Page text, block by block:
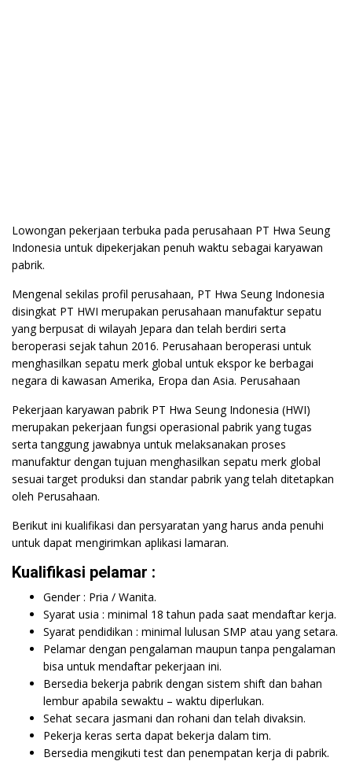
Lowongan pekerjaan terbuka pada perusahaan PT Hwa Seung
Indonesia untuk dipekerjakan penuh waktu sebagai karyawan
pabrik.
Mengenal sekilas profil perusahaan, PT Hwa Seung Indonesia
disingkat PT HWI merupakan perusahaan manufaktur sepatu
yang berpusat di wilayah Jepara dan telah berdiri serta
beroperasi sejak tahun 2016. Perusahaan beroperasi untuk
menghasilkan sepatu merk global untuk ekspor ke berbagai
negara di kawasan Amerika, Eropa dan Asia. Perusahaan
Pekerjaan karyawan pabrik PT Hwa Seung Indonesia (HWI)
merupakan pekerjaan fungsi operasional pabrik yang tugas
serta tanggung jawabnya untuk melaksanakan proses
manufaktur dengan tujuan menghasilkan sepatu merk global
sesuai target produksi dan standar pabrik yang telah ditetapkan
oleh Perusahaan.
Berikut ini kualifikasi dan persyaratan yang harus anda penuhi
untuk dapat mengirimkan aplikasi lamaran.
Kualifikasi pelamar :
Gender : Pria / Wanita.
Syarat usia : minimal 18 tahun pada saat mendaftar kerja.
Syarat pendidikan : minimal lulusan SMP atau yang setara.
Pelamar dengan pengalaman maupun tanpa pengalaman
bisa untuk mendaftar pekerjaan ini.
Bersedia bekerja pabrik dengan sistem shift dan bahan
lembur apabila sewaktu – waktu diperlukan.
Sehat secara jasmani dan rohani dan telah divaksin.
Pekerja keras serta dapat bekerja dalam tim.
Bersedia mengikuti test dan penempatan kerja di pabrik.